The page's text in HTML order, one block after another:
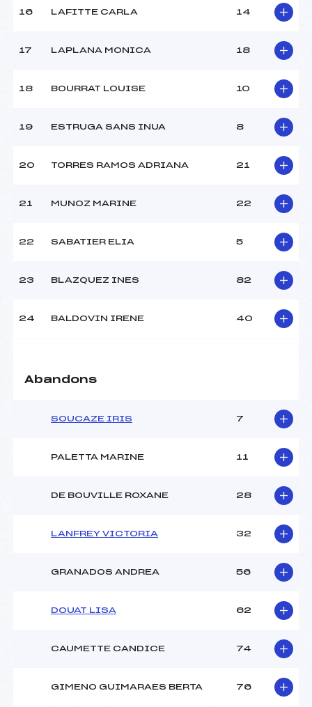
2
Pénalité appliquée :
140.4900
16 LAFITTE CARLA 14
17 LAPLANA MONICA 18
18 BOURRAT LOUISE 10
19 ESTRUGA SANS INUA 8
20 TORRES RAMOS ADRIANA 21
21 MUNOZ MARINE 22
22 SABATIER ELIA 5
23 BLAZQUEZ INES 82
24 BALDOVIN IRENE 40
Abandons
SOUCAZE IRIS 7
PALETTA MARINE 11
DE BOUVILLE ROXANE 28
LANFREY VICTORIA 32
GRANADOS ANDREA 56
DOUAT LISA 62
CAUMETTE CANDICE 74
GIMENO GUIMARAES BERTA 76